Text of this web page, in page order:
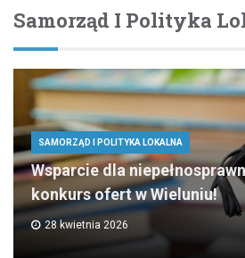
Samorząd I Polityka
SAMORZĄD I POLITYKA LOKALNA
Wsparcie dla
konkurs ofert w Wieluniu!
28 kwietnia 2026